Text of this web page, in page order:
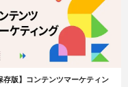
存版】コンテンツマーケティン